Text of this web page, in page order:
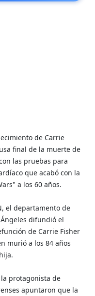
de Carrie
final de la muerte de
las pruebas para
que acabó con la
a los 60 años.
el departamento de
difundió el
de Carrie Fisher
murió a los 84 años
protagonista de
apuntaron que la